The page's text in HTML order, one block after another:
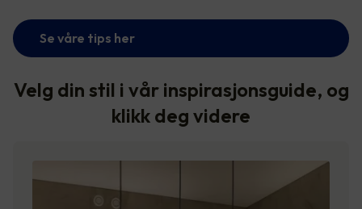
Se våre tips her
Velg din stil i vår inspirasjonsguide, og
klikk deg videre